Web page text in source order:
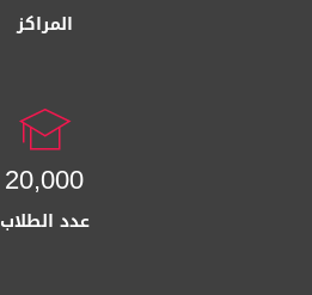
المراكز
20,000
عدد الطلاب